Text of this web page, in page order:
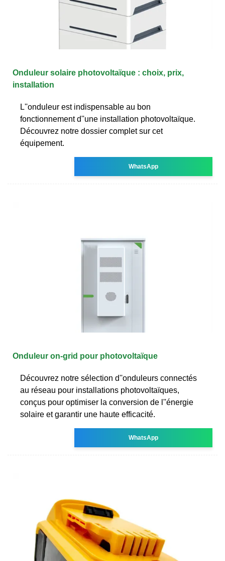
Onduleur solaire photovoltaïque : choix, prix,
installation
L''onduleur est indispensable au bon
fonctionnement d''une installation photovoltaïque.
Découvrez notre dossier complet sur cet
équipement.
WhatsApp
Onduleur on-grid pour photovoltaïque
Découvrez notre sélection d''onduleurs connectés
au réseau pour installations photovoltaïques,
conçus pour optimiser la conversion de l''énergie
solaire et garantir une haute efficacité.
WhatsApp